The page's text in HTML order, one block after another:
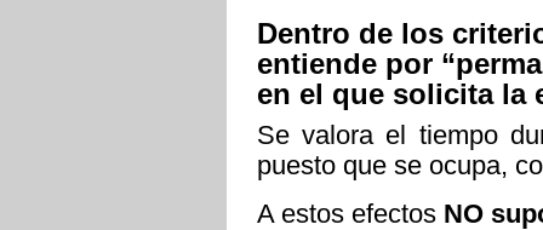
Dentro de los
entiende por
en el que solicita la
Se valora el tiempo
puesto que se ocupa,
A estos efectos NO